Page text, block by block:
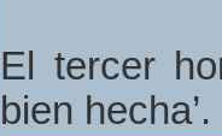
El tercer
bien